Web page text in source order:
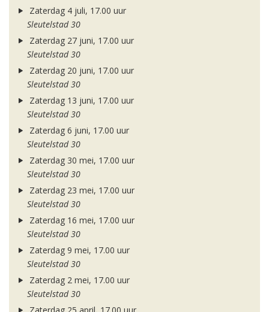
Zaterdag 4 juli, 17.00 uur
Sleutelstad 30
Zaterdag 27 juni, 17.00 uur
Sleutelstad 30
Zaterdag 20 juni, 17.00 uur
Sleutelstad 30
Zaterdag 13 juni, 17.00 uur
Sleutelstad 30
Zaterdag 6 juni, 17.00 uur
Sleutelstad 30
Zaterdag 30 mei, 17.00 uur
Sleutelstad 30
Zaterdag 23 mei, 17.00 uur
Sleutelstad 30
Zaterdag 16 mei, 17.00 uur
Sleutelstad 30
Zaterdag 9 mei, 17.00 uur
Sleutelstad 30
Zaterdag 2 mei, 17.00 uur
Sleutelstad 30